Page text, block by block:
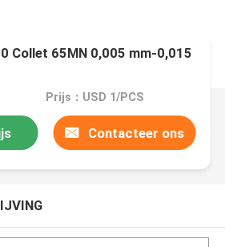
Collet 65MN 0,005 mm-0,015
Prijs：USD 1/PCS
Contacteer ons